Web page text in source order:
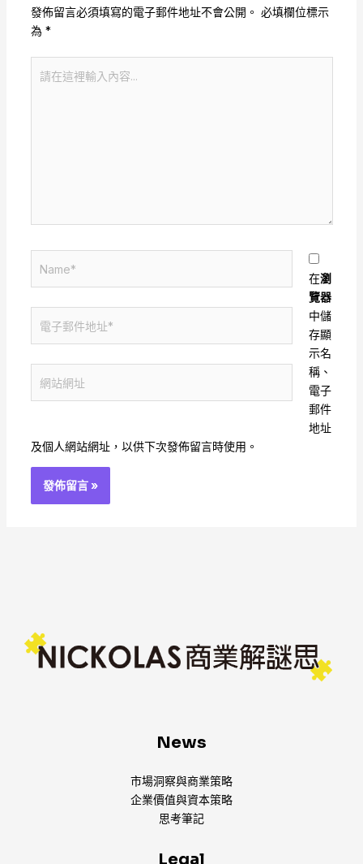
發佈留言必須填寫的電子郵件地址不會公開。 必填欄位標示
為 *
在
地
站
在瀏
覽器
中儲
存顯
示名
稱、
電子
郵件
地址
及個人網站網址，以供下次發佈留言時使用。
News
市場洞察與商業策略
企業價值與資本策略
思考筆記
Legal